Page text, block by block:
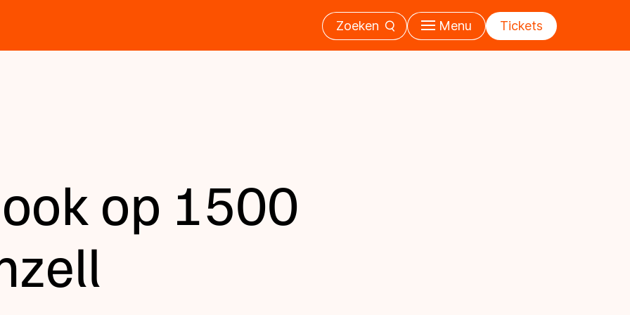
Zoeken Menu Tickets
op 1500